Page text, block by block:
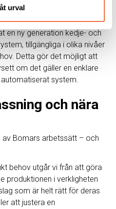
urval och möjliggör sömlös
en ny generation kedje- och
tillgängliga i olika nivåer
Detta gör det möjligt att
om det gäller en enklare
system.
och nära
av Bomars arbetssätt – och
behov utgår vi från att göra
produktionen i verkligheten
som är helt rätt för deras
att justera en